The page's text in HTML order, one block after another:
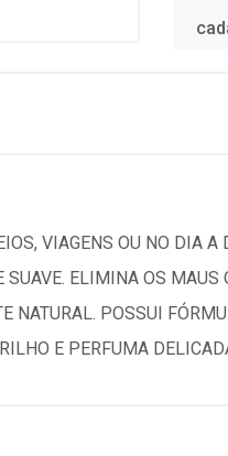
VIAGENS OU NO DIA
ELIMINA OS
NATURAL. POSSUI
E PERFUMA